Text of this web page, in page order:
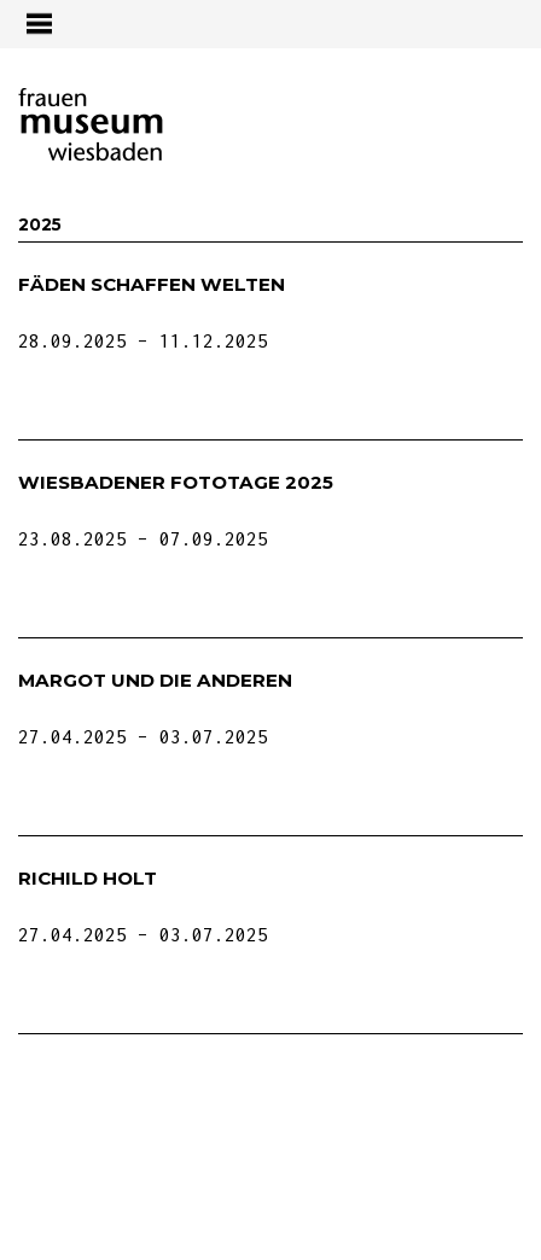
2025
FÄDEN SCHAFFEN WELTEN
28.09.2025 11.12.2025
WIESBADENER FOTOTAGE 2025
23.08.2025 07.09.2025
MARGOT UND DIE ANDEREN
27.04.2025 03.07.2025
RICHILD HOLT
27.04.2025 03.07.2025